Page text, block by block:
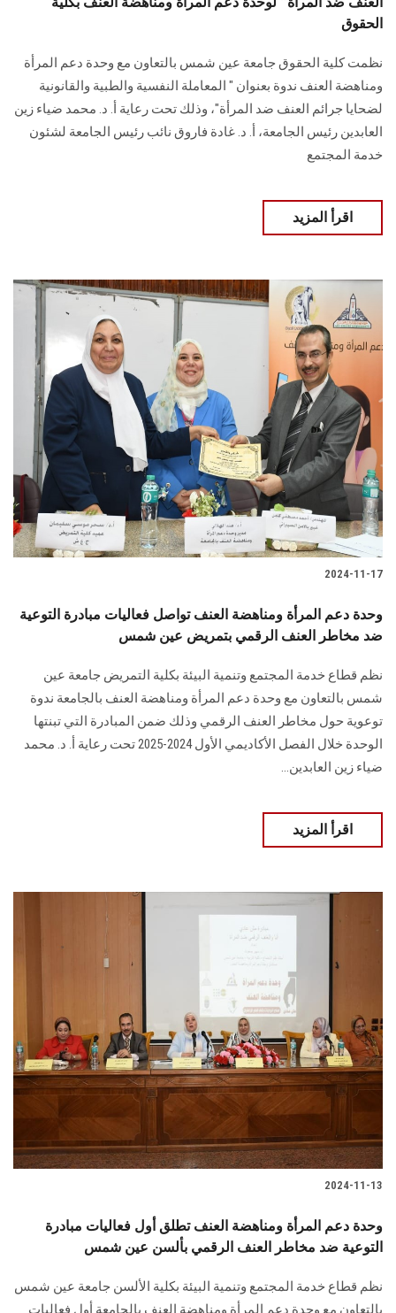
الحقوق
نظمت كلية الحقوق جامعة عين شمس بالتعاون مع وحدة دعم المرأة
ومناهضة العنف ندوة ‏بعنوان " المعاملة النفسية والطبية والقانونية
لضحايا جرائم العنف ضد المرأة"، وذلك تحت ‏رعاية أ. د. محمد ضياء زين
العابدين رئيس الجامعة، أ. د. غادة فاروق نائب رئيس الجامعة ‏لشئون
خدمة المجتمع
اقرأ المزيد
2024-11-17
وحدة دعم المرأة ومناهضة العنف تواصل فعاليات مبادرة التوعية
ضد مخاطر العنف الرقمي بتمريض عين شمس
نظم قطاع خدمة المجتمع وتنمية البيئة بكلية التمريض جامعة عين
شمس بالتعاون مع وحدة دعم المرأة ومناهضة العنف بالجامعة ندوة
توعوية حول مخاطر العنف الرقمي وذلك ضمن المبادرة التي تبنتها
الوحدة خلال الفصل الأكاديمي الأول 2024-2025 تحت رعاية أ. د. محمد
ضياء زين العابدين...
اقرأ المزيد
2024-11-13
وحدة دعم المرأة ومناهضة العنف تطلق أول فعاليات مبادرة
التوعية ضد مخاطر العنف الرقمي بألسن عين شمس
نظم قطاع خدمة المجتمع وتنمية البيئة بكلية الألسن جامعة عين شمس
بالتعاون مع وحدة دعم ‏المرأة ومناهضة العنف بالجامعة أول فعاليات